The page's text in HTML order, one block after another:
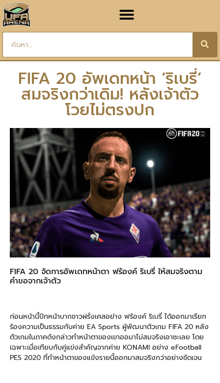
FIFA 20 อัพเดทหน้า ‘ริเบรี่’
สมจริงกว่าเดิม! หลังเจ้าตัว
โวยไม่ตรงปก
FIFA 20 จัดการอัพเดทหน้าตา ฟร้องค์ ริเบรี่ ให้สมจริงตาม
คำขอจากเจ้าตัว
ก่อนหน้านี้ปีกหน้าบากชาวฝรั่งเศสอย่าง ฟร้องค์ ริเบรี่ ได้ออกมาเรียก
ร้องความเป็นธรรมกับค่าย EA Sports ผู้พัฒนาตัวเกม FIFA 20 หลัง
ตัวเกมในภาคดังกล่าวทำหน้าตาของเขาออมาไม่สมจริงเอาซะเลย โดย
เฉพาะเมื่อเทียบกับคู่แข่งสำคัญจากค่าย KONAMI อย่าง eFootball
PES 2020 ที่ทำหน้าตาของแข้งรายนี้ออกมาสมจริงกว่าอย่างชัดเจน